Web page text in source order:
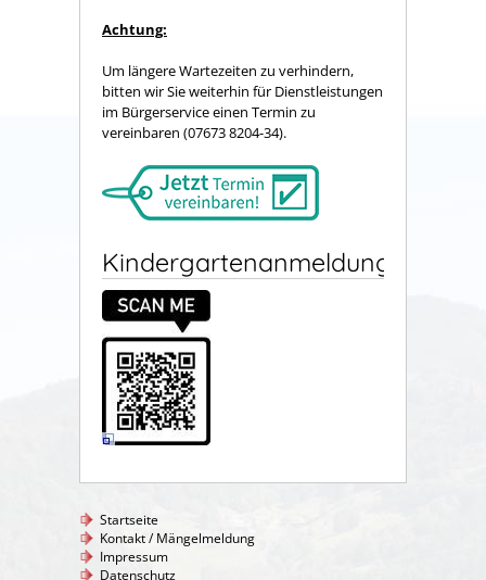
Achtung:
Um längere Wartezeiten zu verhindern,
bitten wir Sie weiterhin für Dienstleistungen
im Bürgerservice einen Termin zu
vereinbaren (07673 8204-34).
Kindergartenanmeldung
Startseite
Kontakt / Mängelmeldung
Impressum
Datenschutz